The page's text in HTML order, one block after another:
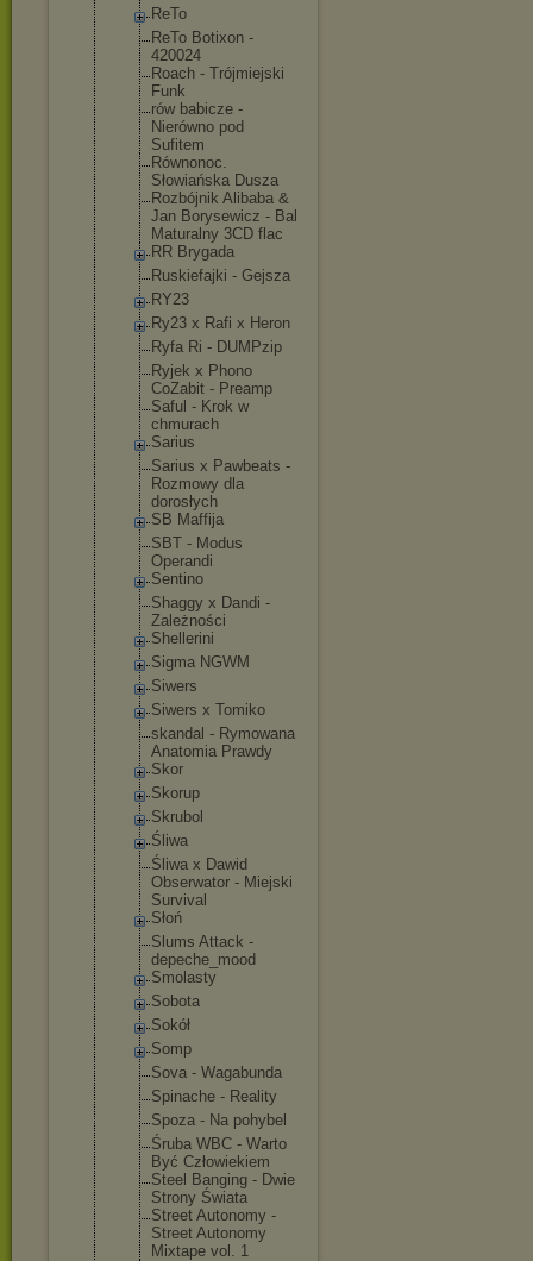
ReTo
ReTo Botixon -
420024
Roach - Trójmiejski
Funk
rów babicze -
Nierówno pod
Sufitem
Równonoc.
Słowiańska Dusza
Rozbójnik Alibaba &
Jan Borysewicz - Bal
Maturalny 3CD flac
RR Brygada
Ruskiefajki - Gejsza
RY23
Ry23 x Rafi x Heron
Ryfa Ri - DUMPzip
Ryjek x Phono
CoZabit - Preamp
Saful - Krok w
chmurach
Sarius
Sarius x Pawbeats -
Rozmowy dla
dorosłych
SB Maffija
SBT - Modus
Operandi
Sentino
Shaggy x Dandi -
Zależności
Shellerini
Sigma NGWM
Siwers
Siwers x Tomiko
skandal - Rymowana
Anatomia Prawdy
Skor
Skorup
Skrubol
Śliwa
Śliwa x Dawid
Obserwator - Miejski
Survival
Słoń
Slums Attack -
depeche_mood
Smolasty
Sobota
Sokół
Somp
Sova - Wagabunda
Spinache - Reality
Spoza - Na pohybel
Śruba WBC - Warto
Być Człowiekiem
Steel Banging - Dwie
Strony Świata
Street Autonomy -
Street Autonomy
Mixtape vol. 1